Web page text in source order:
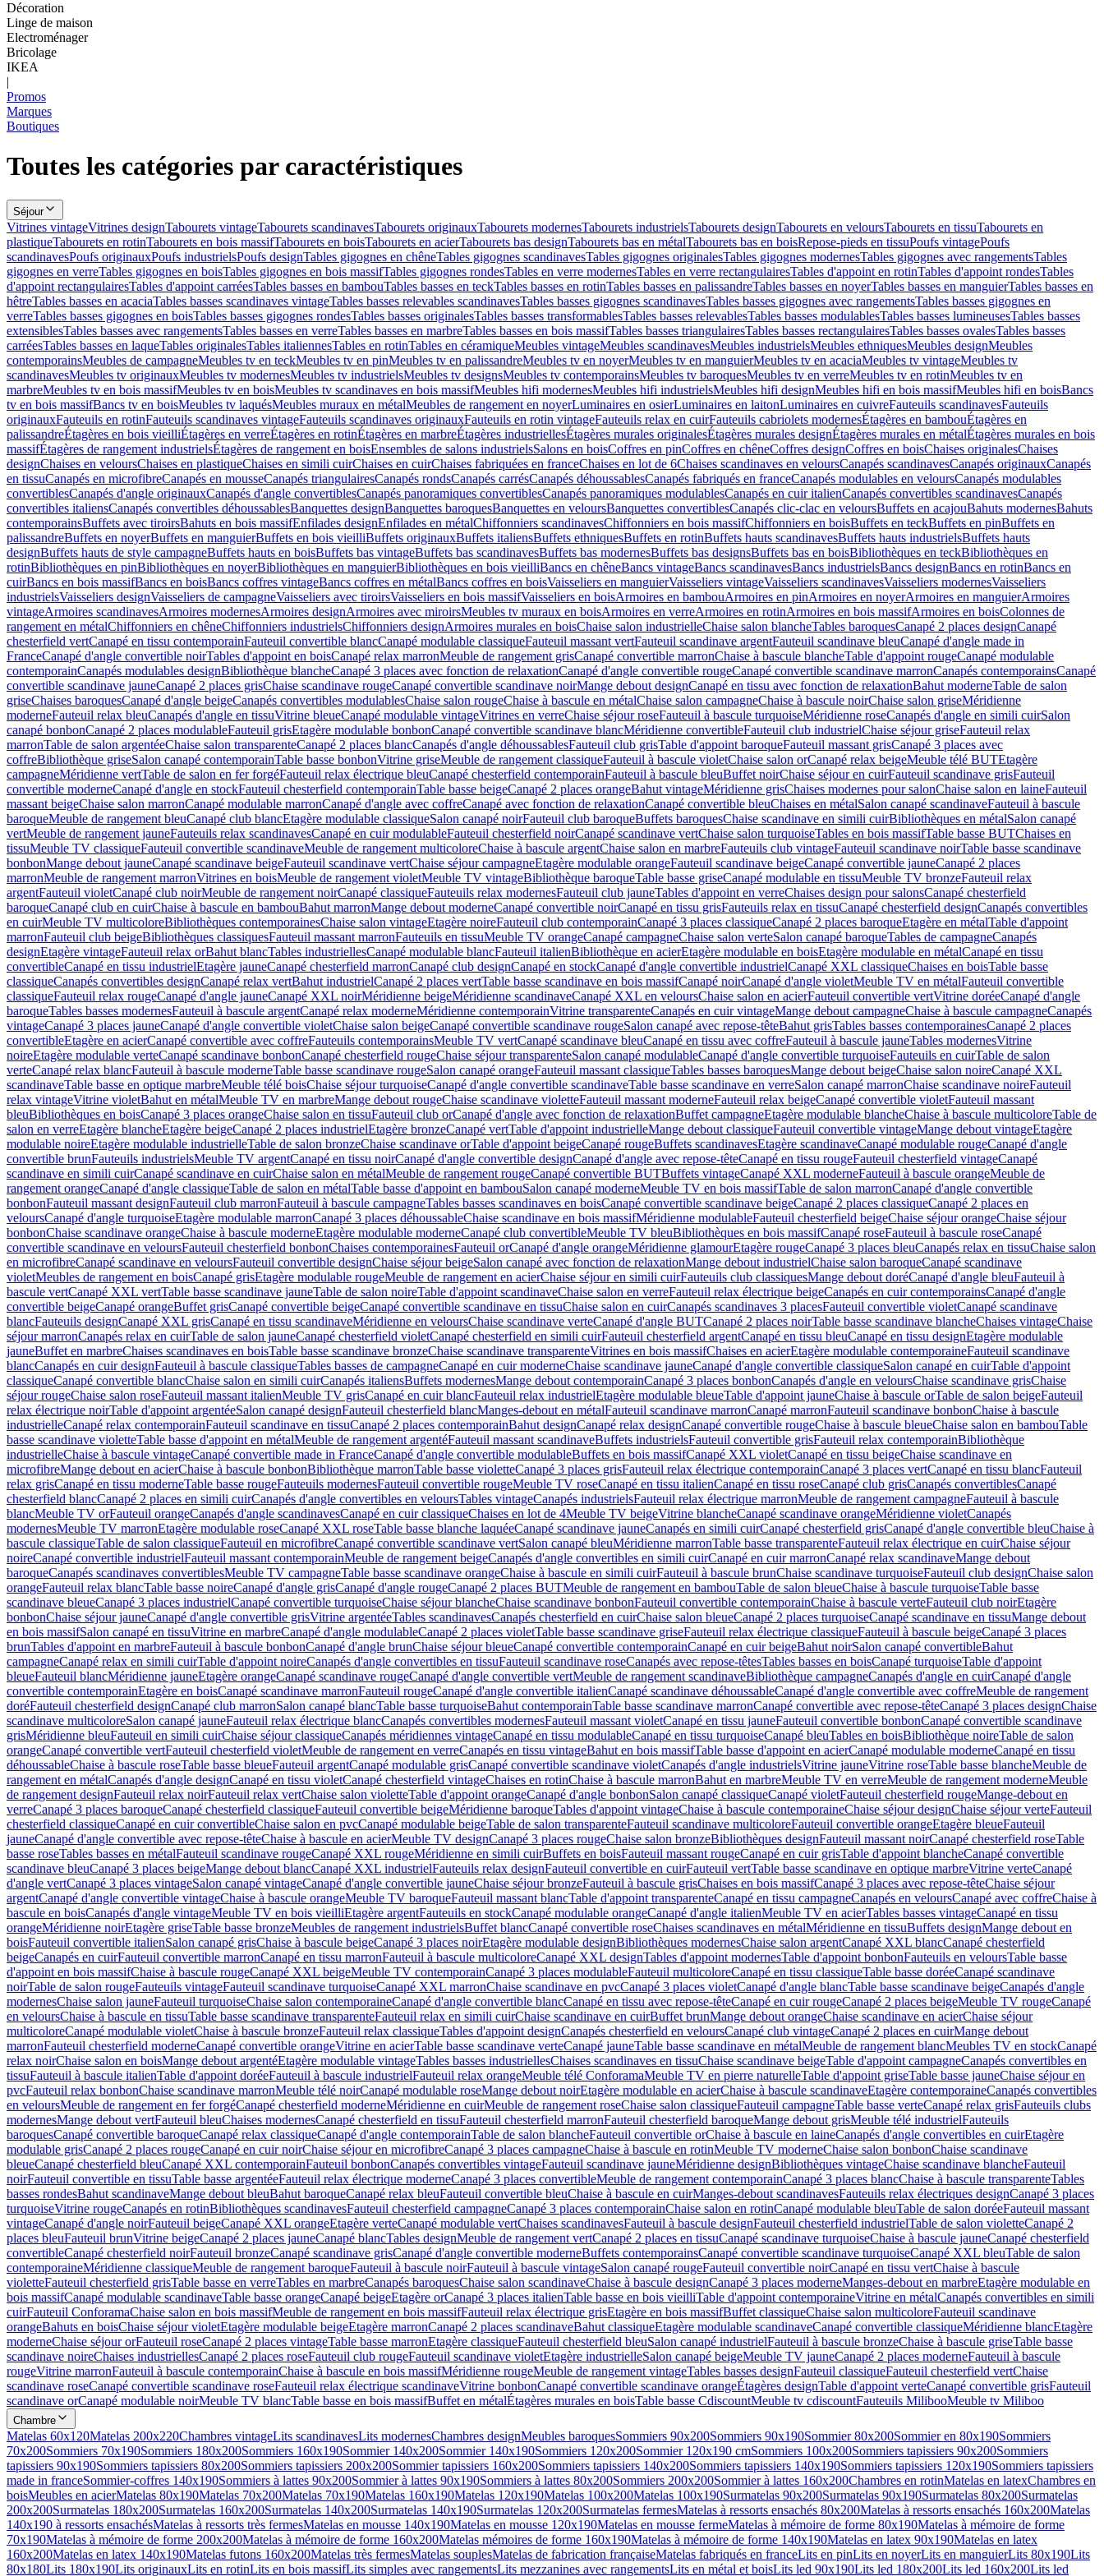
Décoration
Linge de maison
Electroménager
Bricolage
IKEA
|
Promos
Marques
Boutiques
Toutes les catégories par caractéristiques
Séjour
Vitrines vintageVitrines designTabourets vintageTabourets scandinavesTabourets originauxTabourets modernesTabourets industrielsTabourets designTabourets en veloursTabourets en tissuTabourets en
plastiqueTabourets en rotinTabourets en bois massifTabourets en boisTabourets en acierTabourets bas designTabourets bas en métalTabourets bas en boisRepose-pieds en tissuPoufs vintagePoufs
scandinavesPoufs originauxPoufs industrielsPoufs designTables gigognes en chêneTables gigognes scandinavesTables gigognes originalesTables gigognes modernesTables gigognes avec rangementsTables
gigognes en verreTables gigognes en boisTables gigognes en bois massifTables gigognes rondesTables en verre modernesTables en verre rectangulairesTables d'appoint en rotinTables d'appoint rondesTables
d'appoint rectangulairesTables d'appoint carréesTables basses en bambouTables basses en teckTables basses en rotinTables basses en palissandreTables basses en noyerTables basses en manguierTables basses en
hêtreTables basses en acaciaTables basses scandinaves vintageTables basses relevables scandinavesTables basses gigognes scandinavesTables basses gigognes avec rangementsTables basses gigognes en
verreTables basses gigognes en boisTables basses gigognes rondesTables basses originalesTables basses transformablesTables basses relevablesTables basses modulablesTables basses lumineusesTables basses
extensiblesTables basses avec rangementsTables basses en verreTables basses en marbreTables basses en bois massifTables basses triangulairesTables basses rectangulairesTables basses ovalesTables basses
carréesTables basses en laqueTables originalesTables italiennesTables en rotinTables en céramiqueMeubles vintageMeubles scandinavesMeubles industrielsMeubles ethniquesMeubles designMeubles
contemporainsMeubles de campagneMeubles tv en teckMeubles tv en pinMeubles tv en palissandreMeubles tv en noyerMeubles tv en manguierMeubles tv en acaciaMeubles tv vintageMeubles tv
scandinavesMeubles tv originauxMeubles tv modernesMeubles tv industrielsMeubles tv designsMeubles tv contemporainsMeubles tv baroquesMeubles tv en verreMeubles tv en rotinMeubles tv en
marbreMeubles tv en bois massifMeubles tv en boisMeubles tv scandinaves en bois massifMeubles hifi modernesMeubles hifi industrielsMeubles hifi designMeubles hifi en bois massifMeubles hifi en boisBancs
tv en bois massifBancs tv en boisMeubles tv laquésMeubles muraux en métalMeubles de rangement en noyerLuminaires en osierLuminaires en laitonLuminaires en cuivreFauteuils scandinavesFauteuils
originauxFauteuils en rotinFauteuils scandinaves vintageFauteuils scandinaves originauxFauteuils en rotin vintageFauteuils relax en cuirFauteuils cabriolets modernesÉtagères en bambouÉtagères en
palissandreÉtagères en bois vieilliÉtagères en verreÉtagères en rotinÉtagères en marbreÉtagères industriellesÉtagères murales originalesÉtagères murales designÉtagères murales en métalÉtagères murales en bois
massifÉtagères de rangement industrielsÉtagères de rangement en boisEnsembles de salons industrielsSalons en boisCoffres en pinCoffres en chêneCoffres designCoffres en boisChaises originalesChaises
designChaises en veloursChaises en plastiqueChaises en simili cuirChaises en cuirChaises fabriquées en franceChaises en lot de 6Chaises scandinaves en veloursCanapés scandinavesCanapés originauxCanapés
en tissuCanapés en microfibreCanapés en mousseCanapés triangulairesCanapés rondsCanapés carrésCanapés déhoussablesCanapés fabriqués en franceCanapés modulables en veloursCanapés modulables
convertiblesCanapés d'angle originauxCanapés d'angle convertiblesCanapés panoramiques convertiblesCanapés panoramiques modulablesCanapés en cuir italienCanapés convertibles scandinavesCanapés
convertibles italiensCanapés convertibles déhoussablesBanquettes designBanquettes baroquesBanquettes en veloursBanquettes convertiblesCanapés clic-clac en veloursBuffets en acajouBahuts modernesBahuts
contemporainsBuffets avec tiroirsBahuts en bois massifEnfilades designEnfilades en métalChiffonniers scandinavesChiffonniers en bois massifChiffonniers en boisBuffets en teckBuffets en pinBuffets en
palissandreBuffets en noyerBuffets en manguierBuffets en bois vieilliBuffets originauxBuffets italiensBuffets ethniquesBuffets en rotinBuffets hauts scandinavesBuffets hauts industrielsBuffets hauts
designBuffets hauts de style campagneBuffets hauts en boisBuffets bas vintageBuffets bas scandinavesBuffets bas modernesBuffets bas designsBuffets bas en boisBibliothèques en teckBibliothèques en
rotinBibliothèques en pinBibliothèques en noyerBibliothèques en manguierBibliothèques en bois vieilliBancs en chêneBancs vintageBancs scandinavesBancs industrielsBancs designBancs en rotinBancs en
cuirBancs en bois massifBancs en boisBancs coffres vintageBancs coffres en métalBancs coffres en boisVaisseliers en manguierVaisseliers vintageVaisseliers scandinavesVaisseliers modernesVaisseliers
industrielsVaisseliers designVaisseliers de campagneVaisseliers avec tiroirsVaisseliers en bois massifVaisseliers en boisArmoires en bambouArmoires en pinArmoires en noyerArmoires en manguierArmoires
vintageArmoires scandinavesArmoires modernesArmoires designArmoires avec miroirsMeubles tv muraux en boisArmoires en verreArmoires en rotinArmoires en bois massifArmoires en boisColonnes de
rangement en métalChiffonniers en chêneChiffonniers industrielsChiffonniers designArmoires murales en boisChaise salon industrielleChaise salon blancheTables baroquesCanapé 2 places designCanapé
chesterfield vertCanapé en tissu contemporainFauteuil convertible blancCanapé modulable classiqueFauteuil massant vertFauteuil scandinave argentFauteuil scandinave bleuCanapé d'angle made in
FranceCanapé d'angle convertible noirTables d'appoint en boisCanapé relax marronMeuble de rangement grisCanapé convertible marronChaise à bascule blancheTable d'appoint rougeCanapé modulable
contemporainCanapés modulables designBibliothèque blancheCanapé 3 places avec fonction de relaxationCanapé d'angle convertible rougeCanapé convertible scandinave marronCanapés contemporainsCanapé
convertible scandinave jauneCanapé 2 places grisChaise scandinave rougeCanapé convertible scandinave noirMange debout designCanapé en tissu avec fonction de relaxationBahut moderneTable de salon
griseChaises baroquesCanapé d'angle beigeCanapés convertibles modulablesChaise salon rougeChaise à bascule en métalChaise salon campagneChaise à bascule noirChaise salon griseMéridienne
moderneFauteuil relax bleuCanapés d'angle en tissuVitrine bleueCanapé modulable vintageVitrines en verreChaise séjour roseFauteuil à bascule turquoiseMéridienne roseCanapés d'angle en simili cuirSalon
canapé bonbonCanapé 2 places modulableFauteuil grisEtagère modulable bonbonCanapé convertible scandinave blancMéridienne convertibleFauteuil club industrielChaise séjour griseFauteuil relax
marronTable de salon argentéeChaise salon transparenteCanapé 2 places blancCanapés d'angle déhoussablesFauteuil club grisTable d'appoint baroqueFauteuil massant grisCanapé 3 places avec
coffreBibliothèque griseSalon canapé contemporainTable basse bonbonVitrine griseMeuble de rangement classiqueFauteuil à bascule violetChaise salon orCanapé relax beigeMeuble télé BUTEtagère
campagneMéridienne vertTable de salon en fer forgéFauteuil relax électrique bleuCanapé chesterfield contemporainFauteuil à bascule bleuBuffet noirChaise séjour en cuirFauteuil scandinave grisFauteuil
convertible moderneCanapé d'angle en stockFauteuil chesterfield contemporainTable basse beigeCanapé 2 places orangeBahut vintageMéridienne grisChaises modernes pour salonChaise salon en laineFauteuil
massant beigeChaise salon marronCanapé modulable marronCanapé d'angle avec coffreCanapé avec fonction de relaxationCanapé convertible bleuChaises en métalSalon canapé scandinaveFauteuil à bascule
baroqueMeuble de rangement bleuCanapé club blancEtagère modulable classiqueSalon canapé noirFauteuil club baroqueBuffets baroquesChaise scandinave en simili cuirBibliothèques en métalSalon canapé
vertMeuble de rangement jauneFauteuils relax scandinavesCanapé en cuir modulableFauteuil chesterfield noirCanapé scandinave vertChaise salon turquoiseTables en bois massifTable basse BUTChaises en
tissuMeuble TV classiqueFauteuil convertible scandinaveMeuble de rangement multicoloreChaise à bascule argentChaise salon en marbreFauteuils club vintageFauteuil scandinave noirTable basse scandinave
bonbonMange debout jauneCanapé scandinave beigeFauteuil scandinave vertChaise séjour campagneEtagère modulable orangeFauteuil scandinave beigeCanapé convertible jauneCanapé 2 places
marronMeuble de rangement marronVitrines en boisMeuble de rangement violetMeuble TV vintageBibliothèque baroqueTable basse griseCanapé modulable en tissuMeuble TV bronzeFauteuil relax
argentFauteuil violetCanapé club noirMeuble de rangement noirCanapé classiqueFauteuils relax modernesFauteuil club jauneTables d'appoint en verreChaises design pour salonsCanapé chesterfield
baroqueCanapé club en cuirChaise à bascule en bambouBahut marronMange debout moderneCanapé convertible noirCanapé en tissu grisFauteuils relax en tissuCanapé chesterfield designCanapés convertibles
en cuirMeuble TV multicoloreBibliothèques contemporainesChaise salon vintageEtagère noireFauteuil club contemporainCanapé 3 places classiqueCanapé 2 places baroqueEtagère en métalTable d'appoint
marronFauteuil club beigeBibliothèques classiquesFauteuil massant marronFauteuils en tissuMeuble TV orangeCanapé campagneChaise salon verteSalon canapé baroqueTables de campagneCanapés
designEtagère vintageFauteuil relax orBahut blancTables industriellesCanapé modulable blancFauteuil italienBibliothèque en acierEtagère modulable en boisEtagère modulable en métalCanapé en tissu
convertibleCanapé en tissu industrielEtagère jauneCanapé chesterfield marronCanapé club designCanapé en stockCanapé d'angle convertible industrielCanapé XXL classiqueChaises en boisTable basse
classiqueCanapés convertibles designCanapé relax vertBahut industrielCanapé 2 places vertTable basse scandinave en bois massifCanapé noirCanapé d'angle violetMeuble TV en métalFauteuil convertible
classiqueFauteuil relax rougeCanapé d'angle jauneCanapé XXL noirMéridienne beigeMéridienne scandinaveCanapé XXL en veloursChaise salon en acierFauteuil convertible vertVitrine doréeCanapé d'angle
baroqueTables basses modernesFauteuil à bascule argentCanapé relax moderneMéridienne contemporainVitrine transparenteCanapés en cuir vintageMange debout campagneChaise à bascule campagneCanapés
vintageCanapé 3 places jauneCanapé d'angle convertible violetChaise salon beigeCanapé convertible scandinave rougeSalon canapé avec repose-têteBahut grisTables basses contemporainesCanapé 2 places
convertibleEtagère en acierCanapé convertible avec coffreFauteuils contemporainsMeuble TV vertCanapé scandinave bleuCanapé en tissu avec coffreFauteuil à bascule jauneTables modernesVitrine
noireEtagère modulable verteCanapé scandinave bonbonCanapé chesterfield rougeChaise séjour transparenteSalon canapé modulableCanapé d'angle convertible turquoiseFauteuils en cuirTable de salon
verteCanapé relax blancFauteuil à bascule moderneTable basse scandinave rougeSalon canapé orangeFauteuil massant classiqueTables basses baroquesMange debout beigeChaise salon noireCanapé XXL
scandinaveTable basse en optique marbreMeuble télé boisChaise séjour turquoiseCanapé d'angle convertible scandinaveTable basse scandinave en verreSalon canapé marronChaise scandinave noireFauteuil
relax vintageVitrine violetBahut en métalMeuble TV en marbreMange debout rougeChaise scandinave violetteFauteuil massant moderneFauteuil relax beigeCanapé convertible violetFauteuil massant
bleuBibliothèques en boisCanapé 3 places orangeChaise salon en tissuFauteuil club orCanapé d'angle avec fonction de relaxationBuffet campagneEtagère modulable blancheChaise à bascule multicoloreTable de
salon en verreEtagère blancheEtagère beigeCanapé 2 places industrielEtagère bronzeCanapé vertTable d'appoint industrielleMange debout classiqueFauteuil convertible vintageMange debout vintageEtagère
modulable noireEtagère modulable industrielleTable de salon bronzeChaise scandinave orTable d'appoint beigeCanapé rougeBuffets scandinavesEtagère scandinaveCanapé modulable rougeCanapé d'angle
convertible brunFauteuils industrielsMeuble TV argentCanapé en tissu noirCanapé d'angle convertible designCanapé d'angle avec repose-têteCanapé en tissu rougeFauteuil chesterfield vintageCanapé
scandinave en simili cuirCanapé scandinave en cuirChaise salon en métalMeuble de rangement rougeCanapé convertible BUTBuffets vintageCanapé XXL moderneFauteuil à bascule orangeMeuble de
rangement orangeCanapé d'angle classiqueTable de salon en métalTable basse d'appoint en bambouSalon canapé moderneMeuble TV en bois massifTable de salon marronCanapé d'angle convertible
bonbonFauteuil massant designFauteuil club marronFauteuil à bascule campagneTables basses scandinaves en boisCanapé convertible scandinave beigeCanapé 2 places classiqueCanapé 2 places en
veloursCanapé d'angle turquoiseEtagère modulable marronCanapé 3 places déhoussableChaise scandinave en bois massifMéridienne modulableFauteuil chesterfield beigeChaise séjour orangeChaise séjour
bonbonChaise scandinave orangeChaise à bascule moderneEtagère modulable moderneCanapé club convertibleMeuble TV bleuBibliothèques en bois massifCanapé roseFauteuil à bascule roseCanapé
convertible scandinave en veloursFauteuil chesterfield bonbonChaises contemporainesFauteuil orCanapé d'angle orangeMéridienne glamourEtagère rougeCanapé 3 places bleuCanapés relax en tissuChaise salon
en microfibreCanapé scandinave en veloursFauteuil convertible designChaise séjour beigeSalon canapé avec fonction de relaxationMange debout industrielChaise salon baroqueCanapé scandinave
violetMeubles de rangement en boisCanapé grisEtagère modulable rougeMeuble de rangement en acierChaise séjour en simili cuirFauteuils club classiquesMange debout doréCanapé d'angle bleuFauteuil à
bascule vertCanapé XXL vertTable basse scandinave jauneTable de salon noireTable d'appoint scandinaveChaise salon en verreFauteuil relax électrique beigeCanapés en cuir contemporainsCanapé d'angle
convertible beigeCanapé orangeBuffet grisCanapé convertible beigeCanapé convertible scandinave en tissuChaise salon en cuirCanapés scandinaves 3 placesFauteuil convertible violetCanapé scandinave
blancFauteuils designCanapé XXL grisCanapé en tissu scandinaveMéridienne en veloursChaise scandinave verteCanapé d'angle BUTCanapé 2 places noirTable basse scandinave blancheChaises vintageChaise
séjour marronCanapés relax en cuirTable de salon jauneCanapé chesterfield violetCanapé chesterfield en simili cuirFauteuil chesterfield argentCanapé en tissu bleuCanapé en tissu designEtagère modulable
jauneBuffet en marbreChaises scandinaves en boisTable basse scandinave bronzeChaise scandinave transparenteVitrines en bois massifChaises en acierEtagère modulable contemporaineFauteuil scandinave
blancCanapés en cuir designFauteuil à bascule classiqueTables basses de campagneCanapé en cuir moderneChaise scandinave jauneCanapé d'angle convertible classiqueSalon canapé en cuirTable d'appoint
classiqueCanapé convertible blancChaise salon en simili cuirCanapés italiensBuffets modernesMange debout contemporainCanapé 3 places bonbonCanapés d'angle en veloursChaise scandinave grisChaise
séjour rougeChaise salon roseFauteuil massant italienMeuble TV grisCanapé en cuir blancFauteuil relax industrielEtagère modulable bleueTable d'appoint jauneChaise à bascule orTable de salon beigeFauteuil
relax électrique noirTable d'appoint argentéeSalon canapé designFauteuil chesterfield blancManges-debout en métalFauteuil scandinave marronCanapé marronFauteuil scandinave bonbonChaise à bascule
industrielleCanapé relax contemporainFauteuil scandinave en tissuCanapé 2 places contemporainBahut designCanapé relax designCanapé convertible rougeChaise à bascule bleueChaise salon en bambouTable
basse scandinave violetteTable basse d'appoint en métalMeuble de rangement argentéFauteuil massant scandinaveBuffets industrielsFauteuil convertible grisFauteuil relax contemporainBibliothèque
industrielleChaise à bascule vintageCanapé convertible made in FranceCanapé d'angle convertible modulableBuffets en bois massifCanapé XXL violetCanapé en tissu beigeChaise scandinave en
microfibreMange debout en acierChaise à bascule bonbonBibliothèque marronTable basse violetteCanapé 3 places grisFauteuil relax électrique contemporainCanapé 3 places vertCanapé en tissu blancFauteuil
relax grisCanapé en tissu moderneTable basse rougeFauteuils modernesFauteuil convertible rougeMeuble TV roseCanapé en tissu italienCanapé en tissu roseCanapé club grisCanapés convertiblesCanapé
chesterfield blancCanapé 2 places en simili cuirCanapés d'angle convertibles en veloursTables vintageCanapés industrielsFauteuil relax électrique marronMeuble de rangement campagneFauteuil à bascule
blancMeuble TV orFauteuil orangeCanapés d'angle scandinavesCanapé en cuir classiqueChaises en lot de 4Meuble TV beigeVitrine blancheCanapé scandinave orangeMéridienne violetCanapés
modernesMeuble TV marronEtagère modulable roseCanapé XXL roseTable basse blanche laquéeCanapé scandinave jauneCanapés en simili cuirCanapé chesterfield grisCanapé d'angle convertible bleuChaise à
bascule classiqueTable de salon classiqueFauteuil en microfibreCanapé convertible scandinave vertSalon canapé bleuMéridienne marronTable basse transparenteFauteuil relax électrique en cuirChaise séjour
noireCanapé convertible industrielFauteuil massant contemporainMeuble de rangement beigeCanapés d'angle convertibles en simili cuirCanapé en cuir marronCanapé relax scandinaveMange debout
baroqueCanapés scandinaves convertiblesMeuble TV campagneTable basse scandinave orangeChaise à bascule en simili cuirFauteuil à bascule brunChaise scandinave turquoiseFauteuil club designChaise salon
orangeFauteuil relax blancTable basse noireCanapé d'angle grisCanapé d'angle rougeCanapé 2 places BUTMeuble de rangement en bambouTable de salon bleueChaise à bascule turquoiseTable basse
scandinave bleueCanapé 3 places industrielCanapé convertible turquoiseChaise séjour blancheChaise scandinave bonbonFauteuil convertible contemporainChaise à bascule verteFauteuil club noirEtagère
bonbonChaise séjour jauneCanapé d'angle convertible grisVitrine argentéeTables scandinavesCanapés chesterfield en cuirChaise salon bleueCanapé 2 places turquoiseCanapé scandinave en tissuMange debout
en bois massifSalon canapé en tissuVitrine en marbreCanapé d'angle modulableCanapé 2 places violetTable basse scandinave griseFauteuil relax électrique classiqueFauteuil à bascule beigeCanapé 3 places
brunTables d'appoint en marbreFauteuil à bascule bonbonCanapé d'angle brunChaise séjour bleueCanapé convertible contemporainCanapé en cuir beigeBahut noirSalon canapé convertibleBahut
campagneCanapé relax en simili cuirTable d'appoint noireCanapés d'angle convertibles en tissuFauteuil scandinave roseCanapés avec repose-têtesTables basses en boisCanapé turquoiseTable d'appoint
bleueFauteuil blancMéridienne jauneEtagère orangeCanapé scandinave rougeCanapé d'angle convertible vertMeuble de rangement scandinaveBibliothèque campagneCanapés d'angle en cuirCanapé d'angle
convertible contemporainEtagère en boisCanapé scandinave marronFauteuil rougeCanapé d'angle convertible italienCanapé scandinave déhoussableCanapé d'angle convertible avec coffreMeuble de rangement
doréFauteuil chesterfield designCanapé club marronSalon canapé blancTable basse turquoiseBahut contemporainTable basse scandinave marronCanapé convertible avec repose-têteCanapé 3 places designChaise
scandinave multicoloreSalon canapé jauneFauteuil relax électrique blancCanapés convertibles modernesFauteuil massant violetCanapé en tissu jauneFauteuil convertible bonbonCanapé convertible scandinave
grisMéridienne bleuFauteuil en simili cuirChaise séjour classiqueCanapés méridiennes vintageCanapé en tissu modulableCanapé en tissu turquoiseCanapé bleuTables en boisBibliothèque noireTable de salon
orangeCanapé convertible vertFauteuil chesterfield violetMeuble de rangement en verreCanapés en tissu vintageBahut en bois massifTable basse d'appoint en acierCanapé modulable moderneCanapé en tissu
déhoussableChaise à bascule roseTable basse bleueFauteuil argentCanapé modulable grisCanapé convertible scandinave violetCanapés d'angle industrielsVitrine jauneVitrine roseTable basse blancheMeuble de
rangement en métalCanapés d'angle designCanapé en tissu violetCanapé chesterfield vintageChaises en rotinChaise à bascule marronBahut en marbreMeuble TV en verreMeuble de rangement moderneMeuble
de rangement designFauteuil relax noirFauteuil relax vertChaise salon violetteTable d'appoint orangeCanapé d'angle bonbonSalon canapé classiqueCanapé violetFauteuil chesterfield rougeMange-debout en
verreCanapé 3 places baroqueCanapé chesterfield classiqueFauteuil convertible beigeMéridienne baroqueTables d'appoint vintageChaise à bascule contemporaineChaise séjour designChaise séjour verteFauteuil
chesterfield classiqueCanapé en cuir convertibleChaise salon en pvcCanapé modulable beigeTable de salon transparenteFauteuil scandinave multicoloreFauteuil convertible orangeEtagère bleueFauteuil
jauneCanapé d'angle convertible avec repose-têteChaise à bascule en acierMeuble TV designCanapé 3 places rougeChaise salon bronzeBibliothèques designFauteuil massant noirCanapé chesterfield roseTable
basse roseTables basses en métalFauteuil scandinave rougeCanapé XXL rougeMéridienne en simili cuirBuffets en boisFauteuil massant rougeCanapé en cuir grisTable d'appoint blancheCanapé convertible
scandinave bleuCanapé 3 places beigeMange debout blancCanapé XXL industrielFauteuils relax designFauteuil convertible en cuirFauteuil vertTable basse scandinave en optique marbreVitrine verteCanapé
d'angle vertCanapé 3 places vintageSalon canapé vintageCanapé d'angle convertible jauneChaise séjour bronzeFauteuil à bascule grisChaises en bois massifCanapé 3 places avec repose-têteChaise séjour
argentCanapé d'angle convertible vintageChaise à bascule orangeMeuble TV baroqueFauteuil massant blancTable d'appoint transparenteCanapé en tissu campagneCanapés en veloursCanapé avec coffreChaise à
bascule en boisCanapés d'angle vintageMeuble TV en bois vieilliEtagère argentFauteuils en stockCanapé modulable orangeCanapé d'angle italienMeuble TV en acierTables basses vintageCanapé en tissu
orangeMéridienne noirEtagère griseTable basse bronzeMeubles de rangement industrielsBuffet blancCanapé convertible roseChaises scandinaves en métalMéridienne en tissuBuffets designMange debout en
boisFauteuil convertible italienSalon canapé grisChaise à bascule beigeCanapé 3 places noirEtagère modulable designBibliothèques modernesChaise salon argentCanapé XXL blancCanapé chesterfield
beigeCanapés en cuirFauteuil convertible marronCanapé en tissu marronFauteuil à bascule multicoloreCanapé XXL designTables d'appoint modernesTable d'appoint bonbonFauteuils en veloursTable basse
d'appoint en bois massifChaise à bascule rougeCanapé XXL beigeMeuble TV contemporainCanapé 3 places modulableFauteuil multicoloreCanapé en tissu classiqueTable basse doréeCanapé scandinave
noirTable de salon rougeFauteuils vintageFauteuil scandinave turquoiseCanapé XXL marronChaise scandinave en pvcCanapé 3 places violetCanapé d'angle blancTable basse scandinave beigeCanapés d'angle
modernesChaise salon jauneFauteuil turquoiseChaise salon contemporaineCanapé d'angle convertible blancCanapé en tissu avec repose-têteCanapé en cuir rougeCanapé 2 places beigeMeuble TV rougeCanapé
en veloursChaise à bascule en tissuTable basse scandinave transparenteFauteuil relax en simili cuirChaise scandinave en cuirBuffet brunMange debout orangeChaise scandinave en acierChaise séjour
multicoloreCanapé modulable violetChaise à bascule bronzeFauteuil relax classiqueTables d'appoint designCanapés chesterfield en veloursCanapé club vintageCanapé 2 places en cuirMange debout
marronFauteuil chesterfield moderneCanapé convertible orangeVitrine en acierTable basse scandinave verteCanapé jauneTable basse scandinave en métalMeuble de rangement blancMeubles TV en stockCanapé
relax noirChaise salon en boisMange debout argentéEtagère modulable vintageTables basses industriellesChaises scandinaves en tissuChaise scandinave beigeTable d'appoint campagneCanapés convertibles en
tissuFauteuil à bascule italienTable d'appoint doréeFauteuil à bascule industrielFauteuil relax orangeMeuble télé ConforamaMeuble TV en pierre naturelleTable d'appoint griseTable basse jauneChaise séjour en
pvcFauteuil relax bonbonChaise scandinave marronMeuble télé noirCanapé modulable roseMange debout noirEtagère modulable en acierChaise à bascule scandinaveEtagère contemporaineCanapés convertibles
en veloursMeuble de rangement en fer forgéCanapé chesterfield moderneMéridienne en cuirMeuble de rangement roseChaise salon classiqueFauteuil campagneTable basse verteCanapé relax grisFauteuils clubs
modernesMange debout vertFauteuil bleuChaises modernesCanapé chesterfield en tissuFauteuil chesterfield marronFauteuil chesterfield baroqueMange debout grisMeuble télé industrielFauteuils
baroquesCanapé convertible baroqueCanapé relax classiqueCanapé d'angle contemporainTable de salon blancheFauteuil convertible orChaise à bascule en laineCanapés d'angle convertibles en cuirEtagère
modulable grisCanapé 2 places rougeCanapé en cuir noirChaise séjour en microfibreCanapé 3 places campagneChaise à bascule en rotinMeuble TV moderneChaise salon bonbonChaise scandinave
bleueCanapé chesterfield bleuCanapé XXL contemporainFauteuil bonbonCanapés convertibles vintageFauteuil scandinave jauneMéridienne designBibliothèques vintageChaise scandinave blancheFauteuil
noirFauteuil convertible en tissuTable basse argentéeFauteuil relax électrique moderneCanapé 3 places convertibleMeuble de rangement contemporainCanapé 3 places blancChaise à bascule transparenteTables
basses rondesBahut scandinaveMange debout bleuBahut baroqueCanapé relax bleuFauteuil convertible bleuChaise à bascule en cuirManges-debout scandinavesFauteuils relax électriques designCanapé 3 places
turquoiseVitrine rougeCanapés en rotinBibliothèques scandinavesFauteuil chesterfield campagneCanapé 3 places contemporainChaise salon en rotinCanapé modulable bleuTable de salon doréeFauteuil massant
vintageCanapé d'angle noirFauteuil beigeCanapé XXL orangeEtagère verteCanapé modulable vertChaises scandinavesFauteuil à bascule designFauteuil chesterfield industrielTable de salon violetteCanapé 2
places bleuFauteuil brunVitrine beigeCanapé 2 places jauneCanapé blancTables designMeuble de rangement vertCanapé 2 places en tissuCanapé scandinave turquoiseChaise à bascule jauneCanapé chesterfield
convertibleCanapé chesterfield noirFauteuil bronzeCanapé scandinave grisCanapé d'angle convertible moderneBuffets contemporainsCanapé convertible scandinave turquoiseCanapé XXL bleuTable de salon
contemporaineMéridienne classiqueMeuble de rangement baroqueFauteuil à bascule noirFauteuil à bascule vintageSalon canapé rougeFauteuil convertible noirCanapé en tissu vertChaise à bascule
violetteFauteuil chesterfield grisTable basse en verreTables en marbreCanapés baroquesChaise salon scandinaveChaise à bascule designCanapé 3 places moderneManges-debout en marbreEtagère modulable en
bois massifCanapé modulable scandinaveTable basse orangeCanapé beigeEtagère orCanapé 3 places italienTable basse en bois vieilliTable d'appoint contemporaineVitrine en métalCanapés convertibles en simili
cuirFauteuil ConforamaChaise salon en bois massifMeuble de rangement en bois massifFauteuil relax électrique grisEtagère en bois massifBuffet classiqueChaise salon multicoloreFauteuil scandinave
orangeBahuts en boisChaise séjour violetEtagère modulable beigeEtagère marronCanapé 2 places scandinaveBahut classiqueEtagère modulable scandinaveCanapé convertible classiqueMéridienne blancEtagère
moderneChaise séjour orFauteuil roseCanapé 2 places vintageTable basse marronEtagère classiqueFauteuil chesterfield bleuSalon canapé industrielFauteuil à bascule bronzeChaise à bascule griseTable basse
scandinave noireChaises industriellesCanapé 2 places roseFauteuil club rougeFauteuil scandinave violetEtagère industrielleSalon canapé beigeMeuble TV jauneCanapé 2 places moderneFauteuil à bascule
rougeVitrine marronFauteuil à bascule contemporainChaise à bascule en bois massifMéridienne rougeMeuble de rangement vintageTables basses designFauteuil classiqueFauteuil chesterfield vertChaise
scandinave roseCanapé convertible scandinave roseFauteuil relax électrique scandinaveVitrine bonbonCanapé convertible scandinave orangeÉtagères designTable d'appoint verteCanapé convertible grisFauteuil
scandinave orCanapé modulable noirMeuble TV blancTable basse en bois massifBuffet en métalÉtagères murales en boisTable basse CdiscountMeuble tv cdiscountFauteuils MilibooMeuble tv Miliboo
Chambre
Matelas 60x120Matelas 200x220Chambres vintageLits scandinavesLits modernesChambres designMeubles baroquesSommiers 90x200Sommiers 90x190Sommier 80x200Sommier en 80x190Sommiers
70x200Sommiers 70x190Sommiers 180x200Sommiers 160x190Sommier 140x200Sommier 140x190Sommiers 120x200Sommier 120x190 cmSommiers 100x200Sommiers tapissiers 90x200Sommiers
tapissiers 90x190Sommiers tapissiers 80x200Sommiers tapissiers 200x200Sommier tapissiers 160x200Sommiers tapissiers 140x200Sommiers tapissiers 140x190Sommiers tapissiers 120x190Sommiers tapissiers
made in franceSommier-coffres 140x190Sommiers à lattes 90x200Sommier à lattes 90x190Sommiers à lattes 80x200Sommiers 200x200Sommier à lattes 160x200Chambres en rotinMatelas en latexChambres en
boisMeubles en acierMatelas 80x190Matelas 70x200Matelas 70x190Matelas 160x190Matelas 120x190Matelas 100x200Matelas 100x190Surmatelas 90x200Surmatelas 90x190Surmatelas 80x200Surmatelas
200x200Surmatelas 180x200Surmatelas 160x200Surmatelas 140x200Surmatelas 140x190Surmatelas 120x200Surmatelas fermesMatelas à ressorts ensachés 80x200Matelas à ressorts ensachés 160x200Matelas
140x190 à ressorts ensachésMatelas à ressorts très fermesMatelas en mousse 140x190Matelas en mousse 120x190Matelas en mousse fermeMatelas à mémoire de forme 80x190Matelas à mémoire de forme
70x190Matelas à mémoire de forme 200x200Matelas à mémoire de forme 160x200Matelas mémoires de forme 160x190Matelas à mémoire de forme 140x190Matelas en latex 90x190Matelas en latex
160x200Matelas en latex 140x190Matelas futons 160x200Matelas très fermesMatelas souplesMatelas de fabrication françaiseMatelas fabriqués en franceLits en pinLits en noyerLits en manguierLits 80x190Lits
80x180Lits 180x190Lits originauxLits en rotinLits en bois massifLits simples avec rangementsLits mezzanines avec rangementsLits en métal et boisLits led 90x190Lits led 180x200Lits led 160x200Lits led